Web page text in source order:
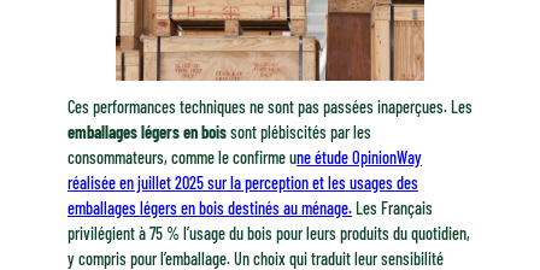
Ces performances techniques ne sont pas passées inaperçues. Les
emballages légers en boissont plébiscités par les
consommateurs, comme le confirme une étude OpinionWay
réalisée en juillet 2025 sur la perception et les usages des
emballages légers en bois destinés au ménage.Les Français
privilégient à 75 % l’usage du bois pour leurs produits du quotidien,
y compris pour l’emballage. Un choix qui traduit leur sensibilité